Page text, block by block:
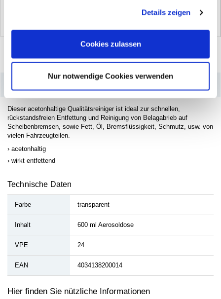
Cookies, wenn Sie unsere Webseite weiterhin nutzen.
Details zeigen
Cookies zulassen
Nur notwendige Cookies verwenden
Dieser acetonhaltige Qualitätsreiniger ist ideal zur schnellen,
rückstandsfreien Entfettung und Reinigung von Belagabrieb auf
Scheibenbremsen, sowie Fett, Öl, Bremsflüssigkeit, Schmutz, usw. von
vielen Fahrzeugteilen.
acetonhaltig
wirkt entfettend
Technische Daten
Farbe transparent
Inhalt 600 ml Aerosoldose
VPE 24
EAN 4034138200014
Hier finden Sie nützliche Informationen